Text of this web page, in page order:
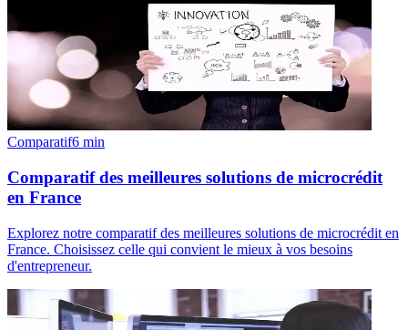
Comparatif6 min
Comparatif des meilleures solutions de microcrédit
en France
Explorez notre comparatif des meilleures solutions de microcrédit en
France. Choisissez celle qui convient le mieux à vos besoins
d'entrepreneur.